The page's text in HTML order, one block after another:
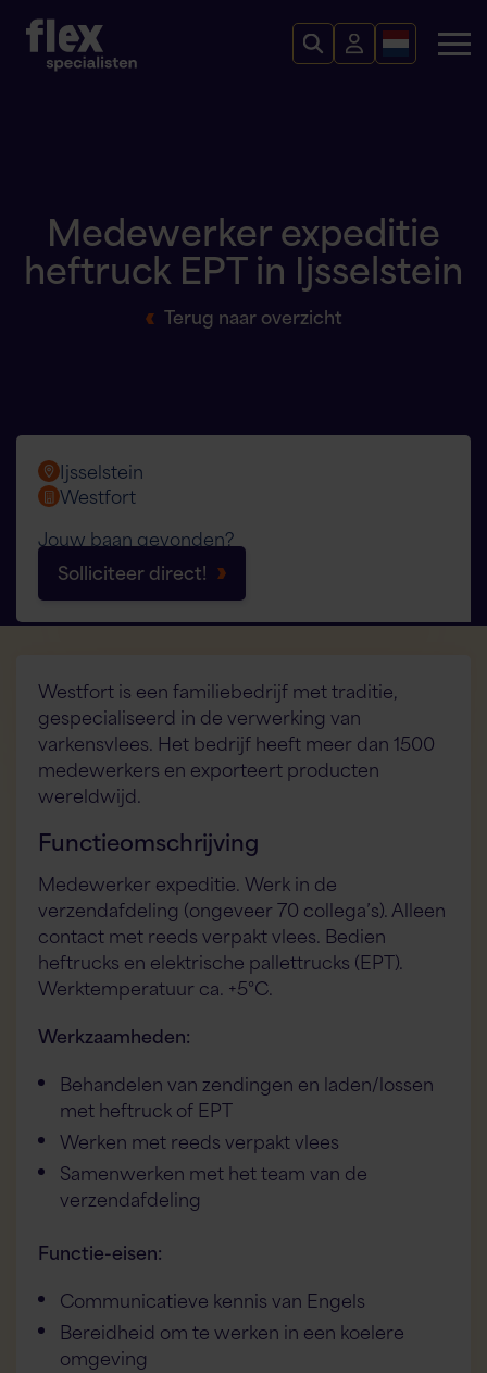
Medewerker expeditie
heftruck EPT in Ijsselstein
Terug naar overzicht
Ijsselstein
Westfort
Jouw baan gevonden?
Solliciteer direct!
Westfort is een familiebedrijf met traditie,
gespecialiseerd in de verwerking van
varkensvlees. Het bedrijf heeft meer dan 1500
medewerkers en exporteert producten
wereldwijd.
Functieomschrijving
Medewerker expeditie. Werk in de
verzendafdeling (ongeveer 70 collega’s). Alleen
contact met reeds verpakt vlees. Bedien
heftrucks en elektrische pallettrucks (EPT).
Werktemperatuur ca. +5°C.
Werkzaamheden:
Behandelen van zendingen en laden/lossen
met heftruck of EPT
Werken met reeds verpakt vlees
Samenwerken met het team van de
verzendafdeling
Functie-eisen:
Communicatieve kennis van Engels
Bereidheid om te werken in een koelere
omgeving